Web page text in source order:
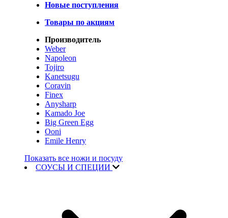
Новые поступления
Товары по акциям
Производитель
Weber
Napoleon
Tojiro
Kanetsugu
Coravin
Finex
Anysharp
Kamado Joe
Big Green Egg
Ooni
Emile Henry
Показать все ножи и посуду
СОУСЫ И СПЕЦИИ